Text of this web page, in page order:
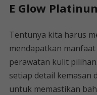
E Glow
Tentunya kita harus
mendapatkan
perawatan kulit
setiap detail kemasan
untuk memastikan